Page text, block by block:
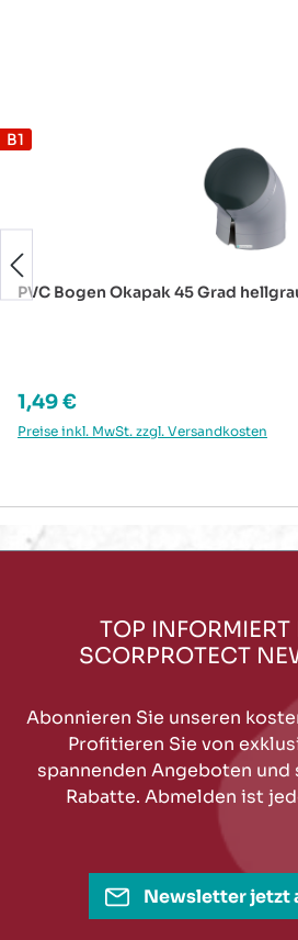
B1
PVC Bogen Okapak 45 Grad
Regulärer Preis:
1,49 €
Preise inkl. MwSt. zzgl. Versandkosten
TOP INFORMIERT
SCORPROTECT
Abonnieren Sie unseren
Profitieren Sie von
spannenden Angeboten
Rabatte. Abmelden ist
Newsletter jetzt